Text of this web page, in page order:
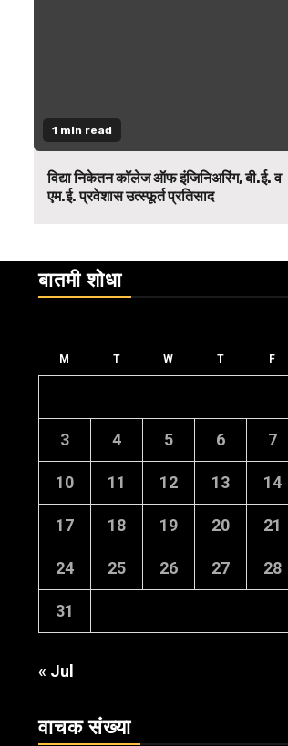
1 min read
विद्या निकेतन कॉलेज ऑफ इंजिनिअरिंग, बी.ई. व
एम.ई. प्रवेशास उत्स्फूर्त प्रतिसाद
बातमी शोधा
M T W T F
3 4 5 6 7
10 11 12 13 14
17 18 19 20 21
24 25 26 27 28
31
« Jul
वाचक संख्या